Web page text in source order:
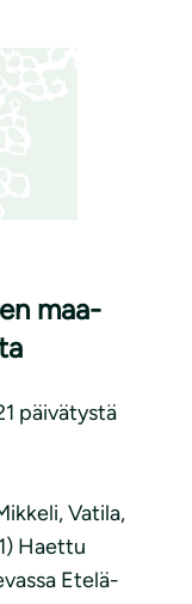
maa-
päivätystä
Vatila,
Haettu
Etelä-